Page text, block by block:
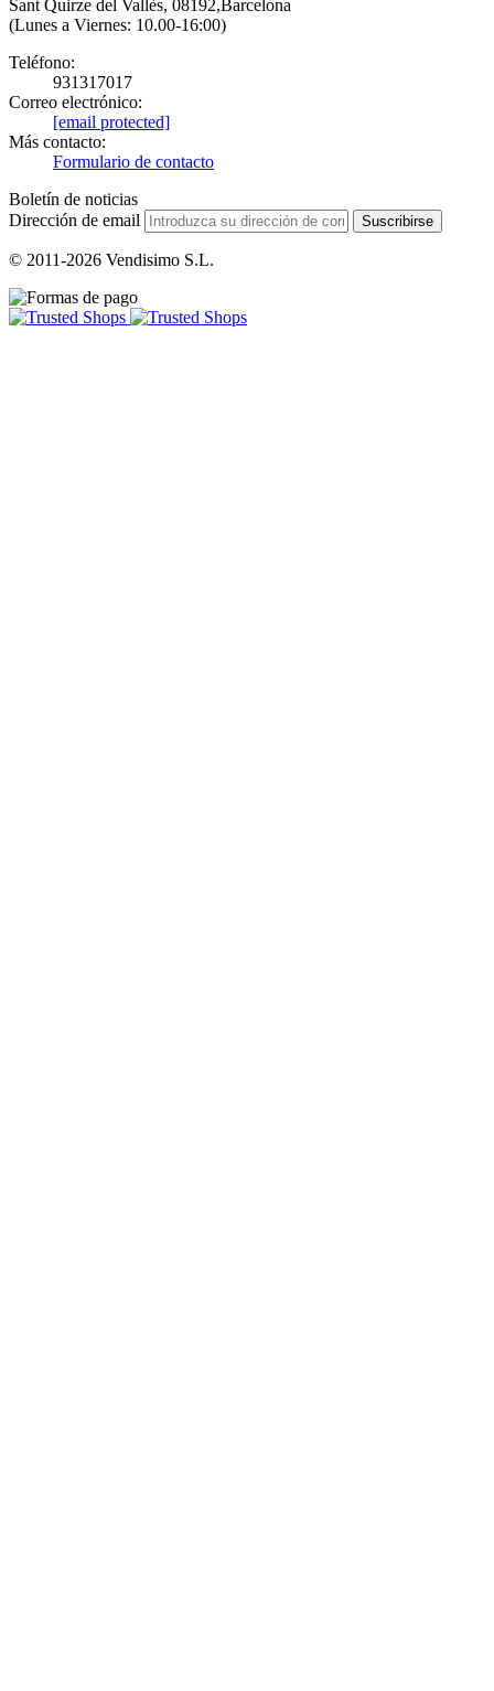
Sant Quirze del Vallès, 08192,Barcelona
(Lunes a Viernes: 10.00-16:00)
Teléfono:
931317017
Correo electrónico:
[email protected]
Más contacto:
Formulario de contacto
Boletín de noticias
Dirección de email
Suscribirse
© 2011-2026 Vendisimo S.L.